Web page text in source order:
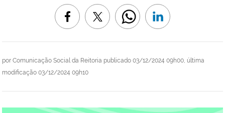
por Comunicação Social da Reitoria publicado 03/12/2024 09h00, última
modificação 03/12/2024 09h10